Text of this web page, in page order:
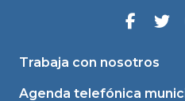
Trabaja con nosotros
Agenda telefónica